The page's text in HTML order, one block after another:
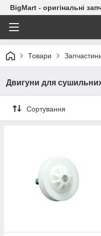
BigMart - оригінальні
Товари
Двигуни для
Сортування